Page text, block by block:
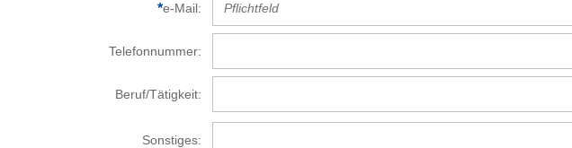
e-Mail
Telefonnummer
Beruf/Tätigkeit
Sonstiges